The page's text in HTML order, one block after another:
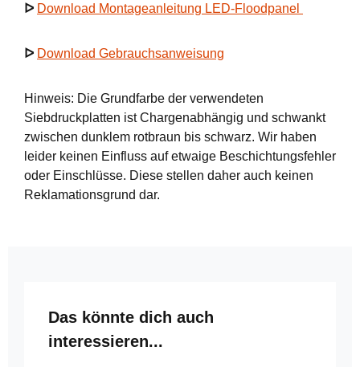
ᐅ Download Montageanleitung LED-Floodpanel
ᐅ Download Gebrauchsanweisung
Hinweis: Die Grundfarbe der verwendeten
Siebdruckplatten ist Chargenabhängig und schwankt
zwischen dunklem rotbraun bis schwarz. Wir haben
leider keinen Einfluss auf etwaige Beschichtungsfehler
oder Einschlüsse. Diese stellen daher auch keinen
Reklamationsgrund dar.
Produktgalerie überspringen
Das könnte dich auch
interessieren...